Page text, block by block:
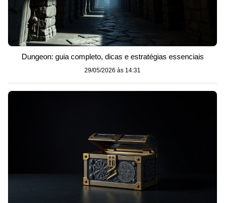
Dungeon: guia completo, dicas e estratégias essenciais
29/05/2026 às 14:31